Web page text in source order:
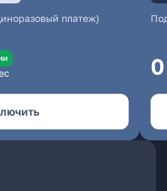
платеж)
0